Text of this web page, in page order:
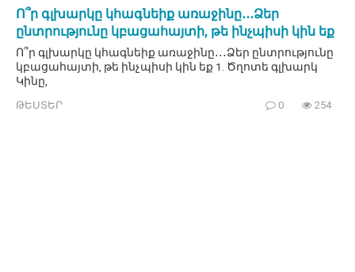
Ո՞ր գլխարկը կհագնեիք առաջինը․․․Ձեր
ընտրությունը կբացահայտի, թե ինչպիսի կին եք
Ո՞ր գլխարկը կհագնեիք առաջինը․․․Ձեր ընտրությունը
կբացահայտի, թե ինչպիսի կին եք 1. Ծղոտե գլխարկ
Կինը,
ԹԵՍՏԵՐ 0 254